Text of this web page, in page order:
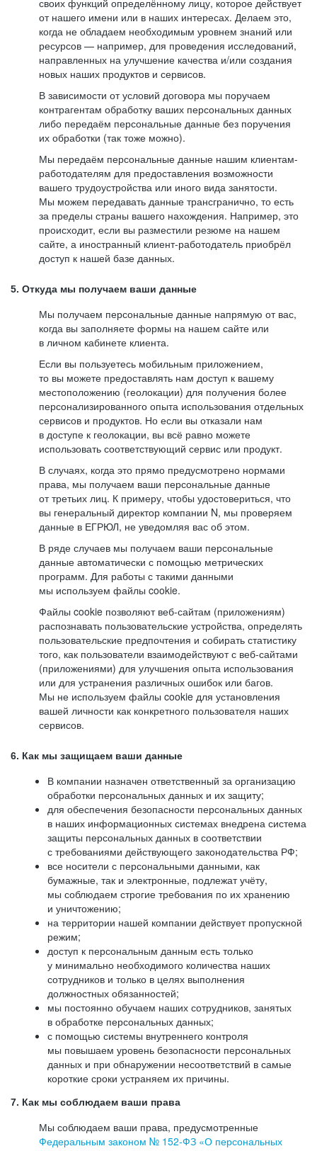
своих функций определённому лицу, которое действует
от нашего имени или в наших интересах. Делаем это,
когда не обладаем необходимым уровнем знаний или
ресурсов — например, для проведения исследований,
направленных на улучшение качества и/или создания
новых наших продуктов и сервисов.
В зависимости от условий договора мы поручаем
контрагентам обработку ваших персональных данных
либо передаём персональные данные без поручения
их обработки (так тоже можно).
Мы передаём персональные данные нашим клиентам-
работодателям для предоставления возможности
вашего трудоустройства или иного вида занятости.
Мы можем передавать данные трансгранично, то есть
за пределы страны вашего нахождения. Например, это
происходит, если вы разместили резюме на нашем
сайте, а иностранный клиент-работодатель приобрёл
доступ к нашей базе данных.
5. Откуда мы получаем ваши данные
Мы получаем персональные данные напрямую от вас,
когда вы заполняете формы на нашем сайте или
в личном кабинете клиента.
Если вы пользуетесь мобильным приложением,
то вы можете предоставлять нам доступ к вашему
местоположению (геолокации) для получения более
персонализированного опыта использования отдельных
сервисов и продуктов. Но если вы отказали нам
в доступе к геолокации, вы всё равно можете
использовать соответствующий сервис или продукт.
В случаях, когда это прямо предусмотрено нормами
права, мы получаем ваши персональные данные
от третьих лиц. К примеру, чтобы удостовериться, что
вы генеральный директор компании N, мы проверяем
данные в ЕГРЮЛ, не уведомляя вас об этом.
В ряде случаев мы получаем ваши персональные
данные автоматически с помощью метрических
программ. Для работы с такими данными
мы используем файлы cookie.
Файлы cookie позволяют веб-сайтам (приложениям)
распознавать пользовательские устройства, определять
пользовательские предпочтения и собирать статистику
того, как пользователи взаимодействуют с веб-сайтами
(приложениями) для улучшения опыта использования
или для устранения различных ошибок или багов.
Мы не используем файлы cookie для установления
вашей личности как конкретного пользователя наших
сервисов.
6. Как мы защищаем ваши данные
В компании назначен ответственный за организацию
обработки персональных данных и их защиту;
для обеспечения безопасности персональных данных
в наших информационных системах внедрена система
защиты персональных данных в соответствии
с требованиями действующего законодательства РФ;
все носители с персональными данными, как
бумажные, так и электронные, подлежат учёту,
мы соблюдаем строгие требования по их хранению
и уничтожению;
на территории нашей компании действует пропускной
режим;
доступ к персональным данным есть только
у минимально необходимого количества наших
сотрудников и только в целях выполнения
должностных обязанностей;
мы постоянно обучаем наших сотрудников, занятых
в обработке персональных данных;
с помощью системы внутреннего контроля
мы повышаем уровень безопасности персональных
данных и при обнаружении несоответствий в самые
короткие сроки устраняем их причины.
7. Как мы соблюдаем ваши права
Мы соблюдаем ваши права, предусмотренные
Федеральным законом № 152-ФЗ «О персональных